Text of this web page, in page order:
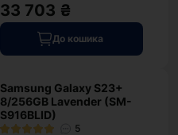
33 703 ₴
До кошика
Samsung Galaxy S23+
8/256GB Lavender (SM-
S916BLID)
5